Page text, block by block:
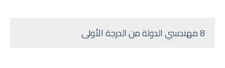
8 مهندسي الدولة من الدرجة الأولى